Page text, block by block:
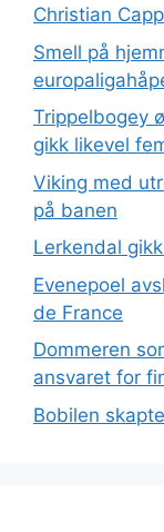
Christian
Smell på
Trippelbogey
gikk likevel
Viking med
på banen
Lerkendal
Evenepoel
de France
Dommeren
ansvaret for
Bobilen